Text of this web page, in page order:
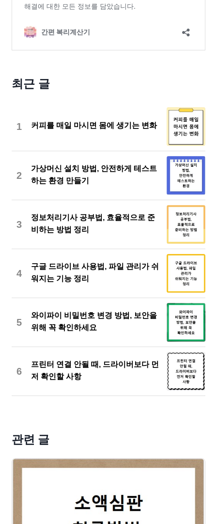
최근 글
1 커피를 매일 마시면 몸에 생기는 변화
2
가상머신 설치 방법, 안전하게 테스트
하는 환경 만들기
3
정보처리기사 공부법, 효율적으로 준
비하는 방법 정리
4
구글 드라이브 사용법, 파일 관리가 쉬
워지는 기능 정리
5
와이파이 비밀번호 변경 방법, 보안을
위해 꼭 확인하세요
6
프린터 연결 안될 때, 드라이버보다 먼
저 확인할 사항
관련 글